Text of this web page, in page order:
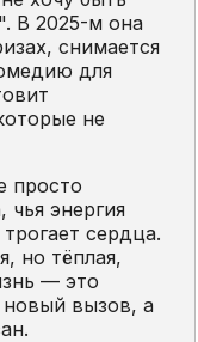
В 2025-м она
снимается
для
не
просто
энергия
сердца.
но тёплая,
— это
вызов, а